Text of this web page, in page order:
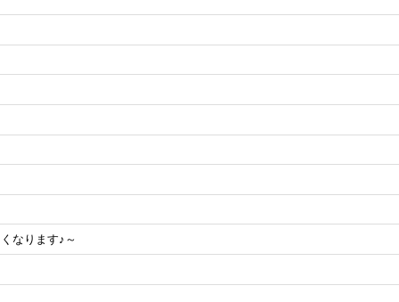
なります♪～